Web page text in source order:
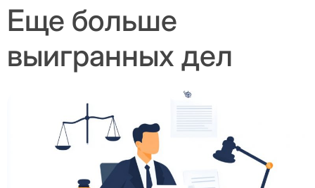
Еще больше
выигранных дел